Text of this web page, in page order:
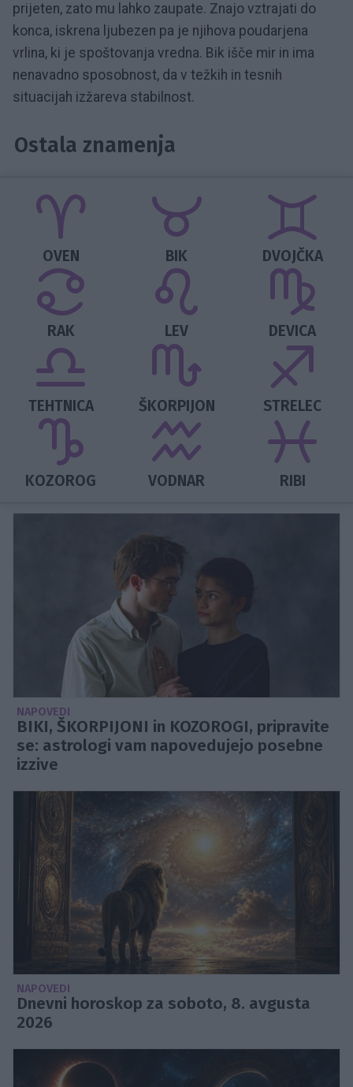
prijeten, zato mu lahko zaupate. Znajo vztrajati do
konca, iskrena ljubezen pa je njihova poudarjena
vrlina, ki je spoštovanja vredna. Bik išče mir in ima
nenavadno sposobnost, da v težkih in tesnih
situacijah izžareva stabilnost.
Ostala znamenja
OVEN BIK DVOJČKA
RAK LEV DEVICA
TEHTNICA ŠKORPIJON STRELEC
KOZOROG VODNAR RIBI
NAPOVEDI
BIKI, ŠKORPIJONI in KOZOROGI, pripravite
se: astrologi vam napovedujejo posebne
izzive
NAPOVEDI
Dnevni horoskop za soboto, 8. avgusta
2026